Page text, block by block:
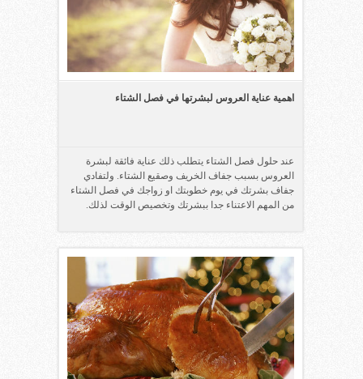
اهمية عناية العروس لبشرتها في فصل الشتاء
عند حلول فصل الشتاء يتطلب ذلك عناية فائقة لبشرة
العروس بسبب جفاف الخريف وصقيع الشتاء. ولتفادي
جفاف بشرتك في يوم خطوبتك او زواجك في فصل الشتاء
من المهم الاعتناء جدا ببشرتك وتخصيص الوقت لذلك.